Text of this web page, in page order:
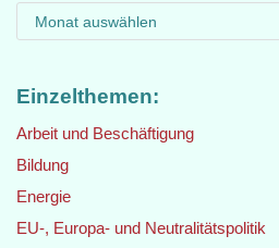
Einzelthemen:
Arbeit und Beschäftigung
Bildung
Energie
EU-, Europa- und Neutralitätspolitik